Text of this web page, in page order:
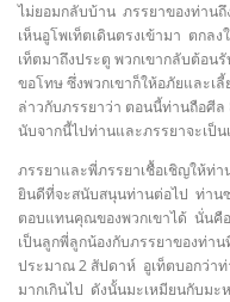
ไม่ยอมกลับบ้าน ภรรยาของท่านถึ
เห็นอูโพเท็ตเดินตรงเข้ามา ตกล
เท็ตมาถึงประตู พวกเขากลับต้อ
ขอโทษ ซึ่งพวกเขาก็ให้อภัยและเ
ล่าวกับภรรยาว่า ตอนนี้ท่านถือศีล
นับจากนี้ไปท่านและภรรยาจะเป็น
ภรรยาและพี่ภรรยาเชื้อเชิญให้ท่
ยินดีที่จะสนับสนุนท่านต่อไป ท่าน
ตอบแทนคุณของพวกเขาได้ นั่นคื
เป็นลูกพี่ลูกน้องกับภรรยาของท่
ประมาณ 2 สัปดาห์ อูเท็ตบอกว่าท่
มากเกินไป ดังนั้นมะเหมียนกับมะ